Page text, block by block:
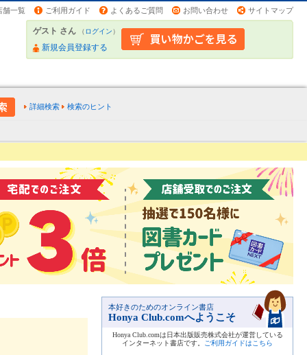
舗一覧 ご利用ガイド よくあるご質問 お問い合わせ サイトマップ
ゲスト さん （ログイン）
新規会員登録する
詳細検索 検索のヒント
本好きのためのオンライン書店
Honya Club.comへようこそ
Honya Club.comは日本出版販売株式会社が運営している
インターネット書店です。
ご利用ガイドはこちら